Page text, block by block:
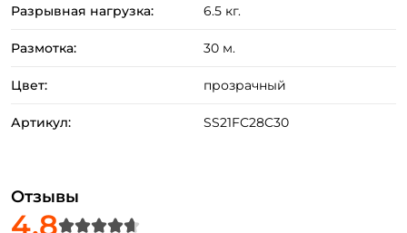
Разрывная нагрузка: 6.5 кг.
Размотка: 30 м.
Цвет: прозрачный
Артикул: SS21FC28C30
Отзывы
4.8
Повторите пароль: *
Заполняя данную форму вы соглашаетесь на обработку
персональных данных
У меня уже есть аккаунт